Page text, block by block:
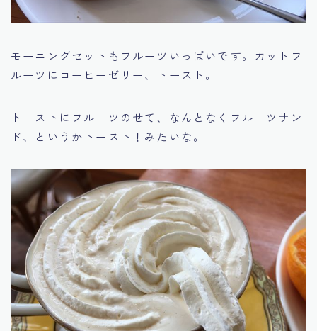
モーニングセットもフルーツいっぱいです。カットフ
ルーツにコーヒーゼリー、トースト。
トーストにフルーツのせて、なんとなくフルーツサン
ド、というかトースト！みたいな。